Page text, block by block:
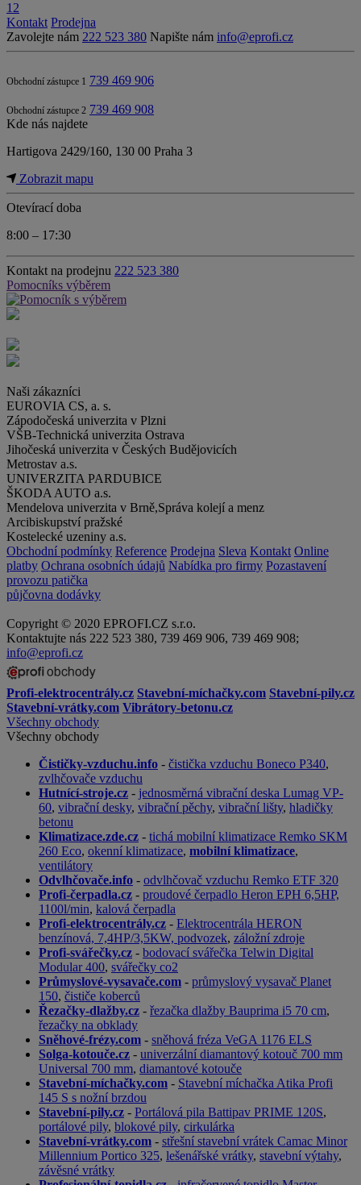
1 2
Kontakt Prodejna
Zavolejte nám 222 523 380 Napište nám info@eprofi.cz
Obchodní zástupce 1 739 469 906
Obchodní zástupce 2 739 469 908
Kde nás najdete
Hartigova 2429/160, 130 00 Praha 3
Zobrazit mapu
Otevírací doba
8:00 – 17:30
Kontakt na prodejnu 222 523 380
Pomocníks výběrem
Naši zákazníci
EUROVIA CS, a. s.
Zápodočeská univerzita v Plzni
VŠB-Technická univerzita Ostrava
Jihočeská univerzita v Českých Budějovicích
Metrostav a.s.
UNIVERZITA PARDUBICE
ŠKODA AUTO a.s.
Mendelova univerzita v Brně,Správa kolejí a menz
Arcibiskupství pražské
Kostelecké uzeniny a.s.
Obchodní podmínky Reference Prodejna Sleva Kontakt Online
platby Ochrana osobních údajů Nabídka pro firmy Pozastavení
provozu patička
půjčovna dodávky
Copyright © 2020 EPROFI.CZ s.r.o.
Kontaktujte nás 222 523 380, 739 469 906, 739 469 908;
info@eprofi.cz
Profi-elektrocentrály.cz Stavební-míchačky.com Stavební-pily.cz
Stavební-vrátky.com Vibrátory-betonu.cz
Všechny obchody
Všechny obchody
Čističky-vzduchu.info - čistička vzduchu Boneco P340,
zvlhčovače vzduchu
Hutnící-stroje.cz - jednosměrná vibrační deska Lumag VP-
60, vibrační desky, vibrační pěchy, vibrační lišty, hladičky
betonu
Klimatizace.zde.cz - tichá mobilní klimatizace Remko SKM
260 Eco, okenní klimatizace, mobilní klimatizace,
ventilátory
Odvlhčovače.info - odvlhčovač vzduchu Remko ETF 320
Profi-čerpadla.cz - proudové čerpadlo Heron EPH 6,5HP,
1100l/min, kalová čerpadla
Profi-elektrocentrály.cz - Elektrocentrála HERON
benzínová, 7,4HP/3,5KW, podvozek, záložní zdroje
Profi-svářečky.cz - bodovací svářečka Telwin Digital
Modular 400, svářečky co2
Průmyslové-vysavače.com - průmyslový vysavač Planet
150, čističe koberců
Řezačky-dlažby.cz - řezačka dlažby Bauprima i5 70 cm,
řezačky na obklady
Sněhové-frézy.com - sněhová fréza VeGA 1176 ELS
Solga-kotouče.cz - univerzální diamantový kotouč 700 mm
Universal 700 mm, diamantové kotouče
Stavební-míchačky.com - Stavební míchačka Atika Profi
145 S s nožní brzdou
Stavební-pily.cz - Portálová pila Battipav PRIME 120S,
portálové pily, blokové pily, cirkulárka
Stavební-vrátky.com - střešní stavební vrátek Camac Minor
Millennium Portico 325, lešenářské vrátky, stavební výtahy,
závěsné vrátky